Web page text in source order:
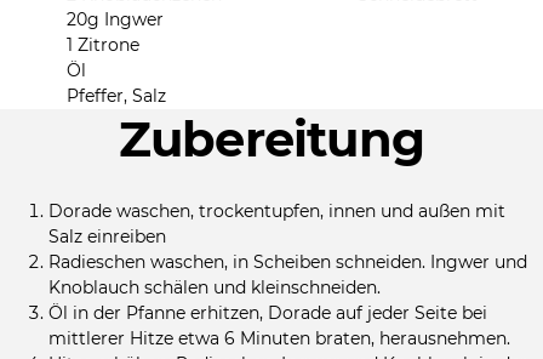
20g Ingwer
1 Zitrone
Öl
Pfeffer, Salz
Zubereitung
Dorade waschen, trockentupfen, innen und außen mit
Salz einreiben
Radieschen waschen, in Scheiben schneiden. Ingwer und
Knoblauch schälen und kleinschneiden.
Öl in der Pfanne erhitzen, Dorade auf jeder Seite bei
mittlerer Hitze etwa 6 Minuten braten, herausnehmen.